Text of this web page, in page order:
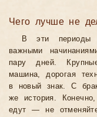
Чего лучше не
В эти периоды
важными
пару дней.
машина, дорогая
в новый знак. С
же история.
едут — не